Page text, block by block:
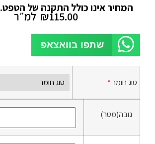
המחיר אינו כולל התקנה של הטפט.
₪115.00 למ״ר
שתפו בוואצאפ
סוג חומר*
גובה(מטר)